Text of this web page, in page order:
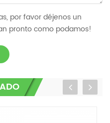
por favor déjenos un
pronto como podamos!